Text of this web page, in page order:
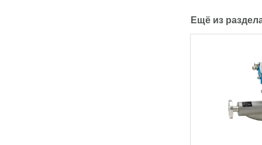
Ещё из